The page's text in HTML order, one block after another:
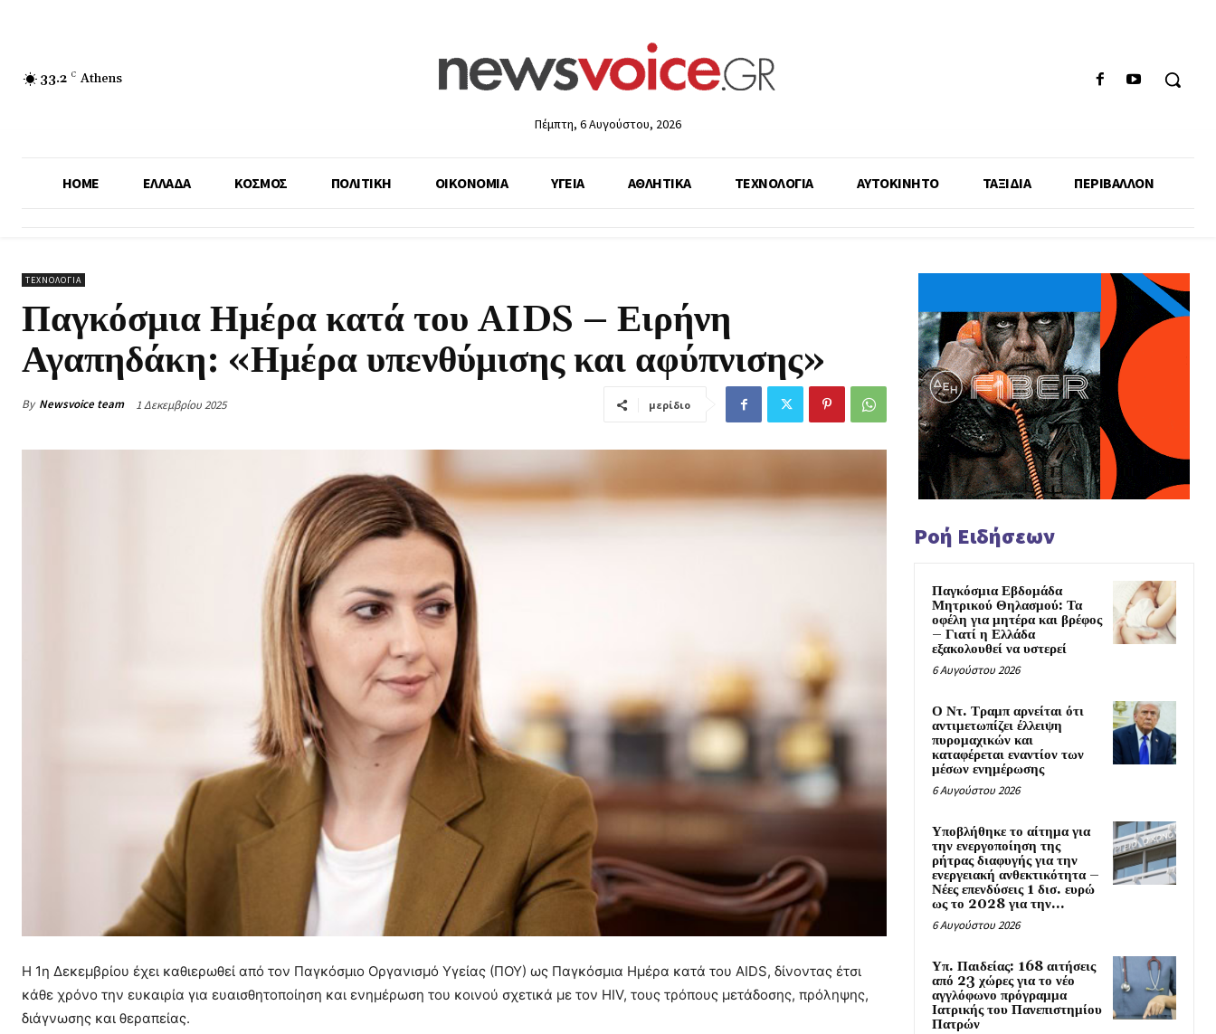
33.2 C Athens
Πέμπτη, 6 Αυγούστου, 2026
HOME ΕΛΛΑΔΑ ΚΟΣΜΟΣ ΠΟΛΙΤΙΚΗ ΟΙΚΟΝΟΜΙΑ ΥΓΕΙΑ ΑΘΛΗΤΙΚΑ ΤΕΧΝΟΛΟΓΙΑ ΑΥΤΟΚΙΝΗΤΟ ΤΑΞΙΔΙΑ ΠΕΡΙΒΑΛΛΟΝ
ΤΕΧΝΟΛΟΓΙΑ
Παγκόσμια Ημέρα κατά του AIDS – Ειρήνη
Αγαπηδάκη: «Ημέρα υπενθύμισης και αφύπνισης»
By Newsvoice team 1 Δεκεμβρίου 2025 μερίδιο
Η 1η Δεκεμβρίου έχει καθιερωθεί από τον Παγκόσμιο Οργανισμό Υγείας (ΠΟΥ) ως Παγκόσμια Ημέρα κατά του AIDS, δίνοντας έτσι
κάθε χρόνο την ευκαιρία για ευαισθητοποίηση και ενημέρωση του κοινού σχετικά με τον HIV, τους τρόπους μετάδοσης, πρόληψης,
διάγνωσης και θεραπείας.
Ροή Ειδήσεων
Παγκόσμια Εβδομάδα
Μητρικού Θηλασμού: Τα
οφέλη για μητέρα και βρέφος
– Γιατί η Ελλάδα
εξακολουθεί να υστερεί
6 Αυγούστου 2026
Ο Ντ. Τραμπ αρνείται ότι
αντιμετωπίζει έλλειψη
πυρομαχικών και
καταφέρεται εναντίον των
μέσων ενημέρωσης
6 Αυγούστου 2026
Υποβλήθηκε το αίτημα για
την ενεργοποίηση της
ρήτρας διαφυγής για την
ενεργειακή ανθεκτικότητα –
Νέες επενδύσεις 1 δισ. ευρώ
ως το 2028 για την...
6 Αυγούστου 2026
Υπ. Παιδείας: 168 αιτήσεις
από 23 χώρες για το νέο
αγγλόφωνο πρόγραμμα
Ιατρικής του Πανεπιστημίου
Πατρών